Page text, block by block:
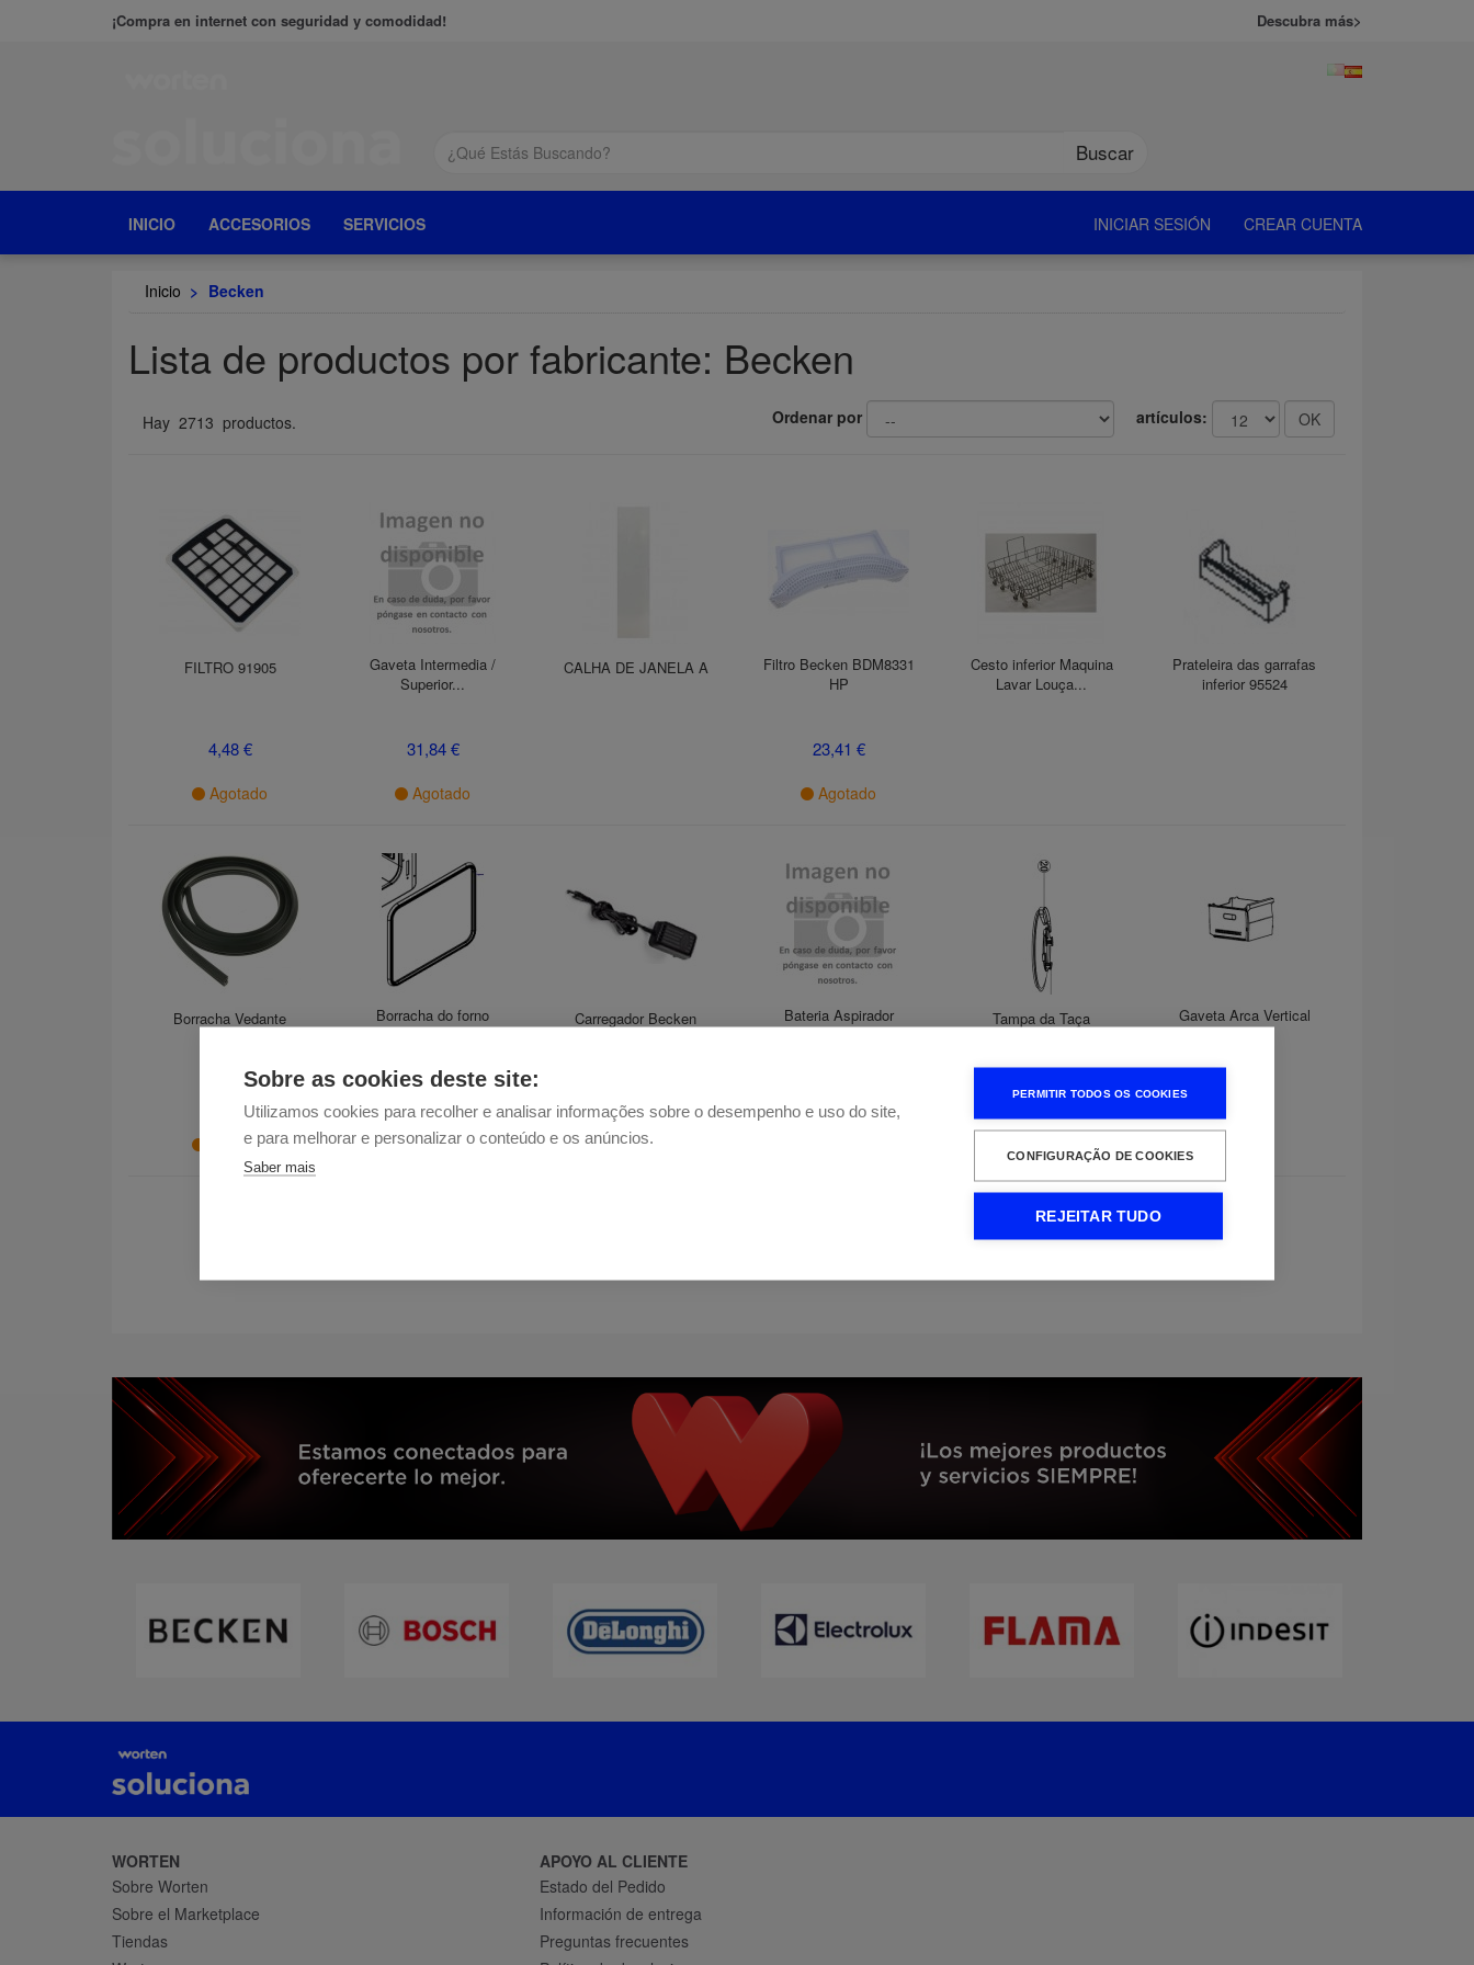
Sobre as cookies deste site:
Utilizamos cookies para recolher e analisar informações sobre o desempenho e uso do site,
e para melhorar e personalizar o conteúdo e os anúncios.
Saber mais
PERMITIR TODOS OS COOKIES
CONFIGURAÇÃO DE COOKIES
REJEITAR TUDO
¡Compra en internet con seguridad y comodidad! Descubra más>
Buscar
INICIO ACCESORIOS SERVICIOS INICIAR SESIÓN CREAR CUENTA
Inicio > Becken
Lista de productos por fabricante: Becken
Hay 2713 productos. artículos:
Ordenar por
FILTRO 91905
4,48 €
Agotado
Gaveta Intermedia /
Superior...
31,84 €
Agotado
CALHA DE JANELA A
Filtro Becken BDM8331
HP
23,41 €
Agotado
Cesto inferior Maquina
Lavar Louça...
Prateleira das garrafas
inferior 95524
Borracha Vedante
68,39 €
Agotado
Borracha do forno
Carregador Becken
20,46 €
Agotado
Bateria Aspirador
91,48 €
Tampa da Taça
Gaveta Arca Vertical
WORTEN
Sobre Worten
Sobre el Marketplace
Tiendas
APOYO AL CLIENTE
Estado del Pedido
Información de entrega
Preguntas frecuentes